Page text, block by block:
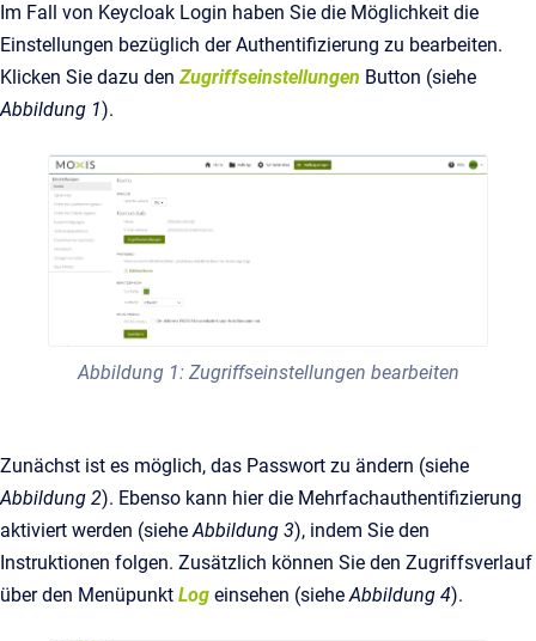
Im Fall von Keycloak Login haben Sie die Möglichkeit die
Einstellungen bezüglich der Authentifizierung zu bearbeiten.
Klicken Sie dazu denZugriffseinstellungen Button (siehe
Abbildung 1).
Abbildung 1: Zugriffseinstellungen bearbeiten
Zunächst ist es möglich, das Passwort zu ändern (siehe
Abbildung 2). Ebenso kann hier die Mehrfachauthentifizierung
aktiviert werden (siehe Abbildung 3), indem Sie den
Instruktionen folgen. Zusätzlich können Sie den Zugriffsverlauf
über den Menüpunkt Log einsehen (siehe Abbildung 4).